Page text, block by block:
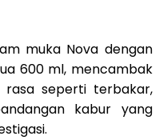
muka Nova dengan
600 ml, mencambak
seperti terbakar,
kabur yang